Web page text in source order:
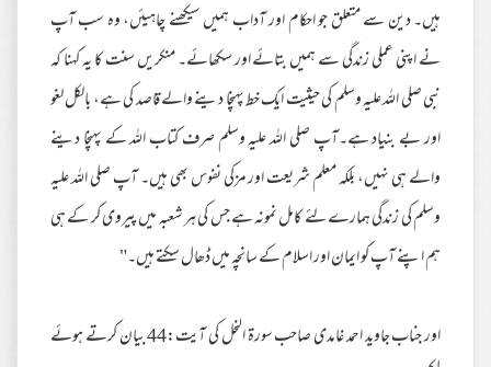
ہیں۔ دین سے متعلق جو احکام اور آداب ہمیں سیکھنے چاہیئں، وہ سب آپ
نے اپنی عملی زندگی سے ہمیں بتائے اور سکھائے۔ منکریں سنت کا یہ کہنا کہ
نبی صلی اللہ علیہ وسلم کی حیثیت ایک خط پہنچا دینے والے قاصد کی ہے، بالکل لغو
اور بے بنیاد ہے۔آپ صلی اللہ علیہ وسلم صرف کتاب اللہ کے پہنچا دینے
والے ہی نہیں، بلکہ معلم شریعت اور مزکی نفوس بھی ہیں۔ آپ صلی اللہ علیہ
وسلم کی زندگی ہمارے لئے کامل نمونہ ہے جس کی ہر شعبہ میں پیروی کر کے ہی
ہم اپنے آپ کو ایمان اور اسلام کے سانچہ میں ڈھال سکتے ہیں۔"
اور جناب جاوید احمد غامدی صاحب سورۃ النحل کی آیت:44 بیان کرتے ہوئے